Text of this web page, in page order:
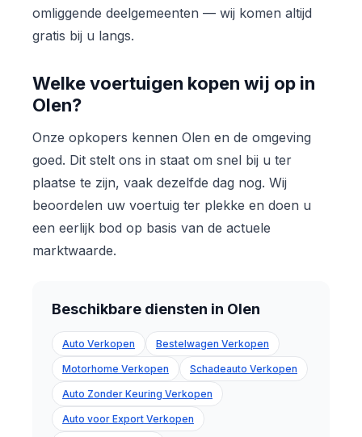
omliggende deelgemeenten — wij komen altijd
gratis bij u langs.
Welke voertuigen kopen wij op in
Olen?
Onze opkopers kennen Olen en de omgeving
goed. Dit stelt ons in staat om snel bij u ter
plaatse te zijn, vaak dezelfde dag nog. Wij
beoordelen uw voertuig ter plekke en doen u
een eerlijk bod op basis van de actuele
marktwaarde.
Beschikbare diensten in Olen
Auto Verkopen Bestelwagen Verkopen
Motorhome Verkopen Schadeauto Verkopen
Auto Zonder Keuring Verkopen
Auto voor Export Verkopen